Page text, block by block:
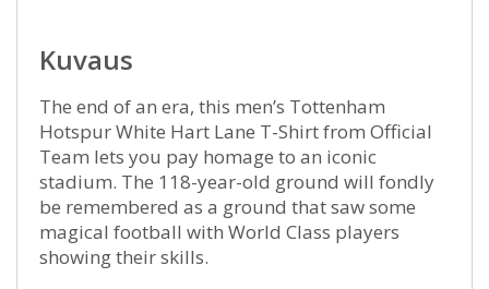
Kuvaus
The end of an era, this men’s Tottenham
Hotspur White Hart Lane T-Shirt from Official
Team lets you pay homage to an iconic
stadium. The 118-year-old ground will fondly
be remembered as a ground that saw some
magical football with World Class players
showing their skills.